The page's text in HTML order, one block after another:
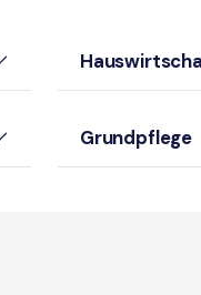
Grundpflege